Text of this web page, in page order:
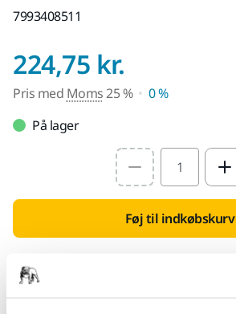
7993408511
224,75 kr.
Pris med Moms25 %
0 %
På lager
Select quantity value
Føj til indkøbskurv
Find en forhandler